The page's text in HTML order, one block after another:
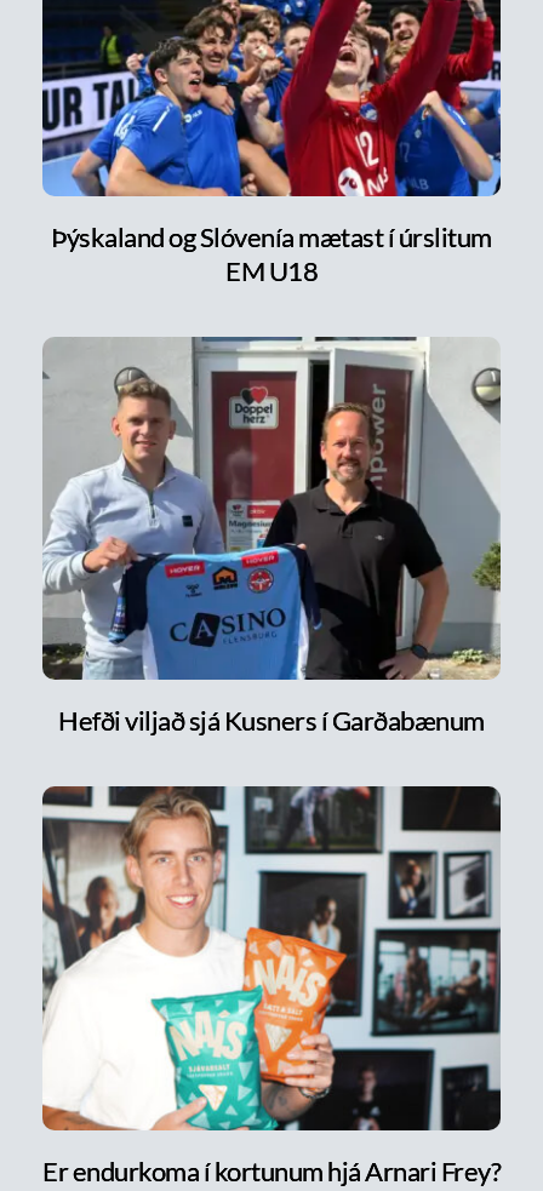
Þýskaland og Slóvenía mætast í úrslitum
EM U18
Hefði viljað sjá Kusners í Garðabænum
Er endurkoma í kortunum hjá Arnari Frey?